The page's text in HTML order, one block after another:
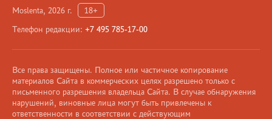
Moslenta, 2026 г.
18+
Телефон редакции: +7 495 785-17-00
Все права защищены. Полное или частичное копирование
материалов Сайта в коммерческих целях разрешено только с
письменного разрешения владельца Сайта. В случае обнаружения
нарушений, виновные лица могут быть привлечены к
ответственности в соответствии с действующим